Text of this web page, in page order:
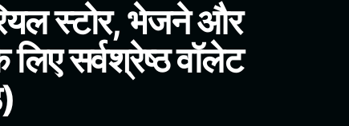
स्टोर, भेजने और
सर्वश्रेष्ठ वॉलेट